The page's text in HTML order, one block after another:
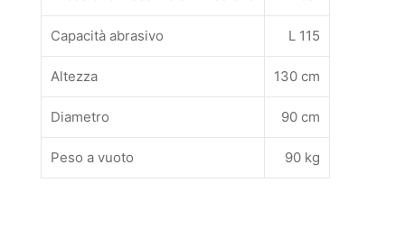
Capacità abrasivo L 115
Altezza 130 cm
Diametro 90 cm
Peso a vuoto 90 kg